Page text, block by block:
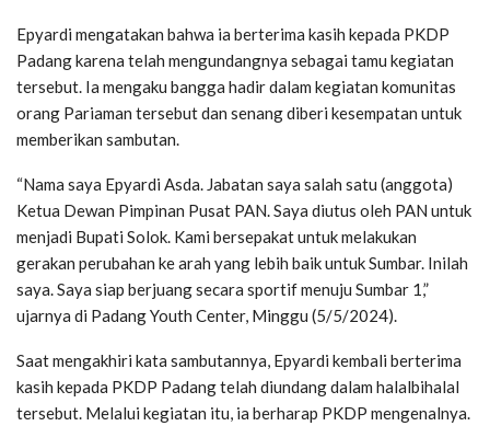
Epyardi mengatakan bahwa ia berterima kasih kepada PKDP
Padang karena telah mengundangnya sebagai tamu kegiatan
tersebut. Ia mengaku bangga hadir dalam kegiatan komunitas
orang Pariaman tersebut dan senang diberi kesempatan untuk
memberikan sambutan.
“Nama saya Epyardi Asda. Jabatan saya salah satu (anggota)
Ketua Dewan Pimpinan Pusat PAN. Saya diutus oleh PAN untuk
menjadi Bupati Solok. Kami bersepakat untuk melakukan
gerakan perubahan ke arah yang lebih baik untuk Sumbar. Inilah
saya. Saya siap berjuang secara sportif menuju Sumbar 1,”
ujarnya di Padang Youth Center, Minggu (5/5/2024).
Saat mengakhiri kata sambutannya, Epyardi kembali berterima
kasih kepada PKDP Padang telah diundang dalam halalbihalal
tersebut. Melalui kegiatan itu, ia berharap PKDP mengenalnya.